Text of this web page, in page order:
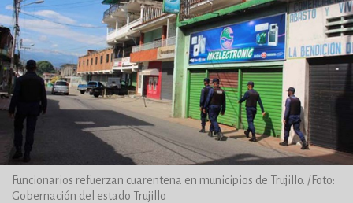
Funcionarios refuerzan cuarentena en municipios de Trujillo. /Foto:
Gobernación del estado Trujillo